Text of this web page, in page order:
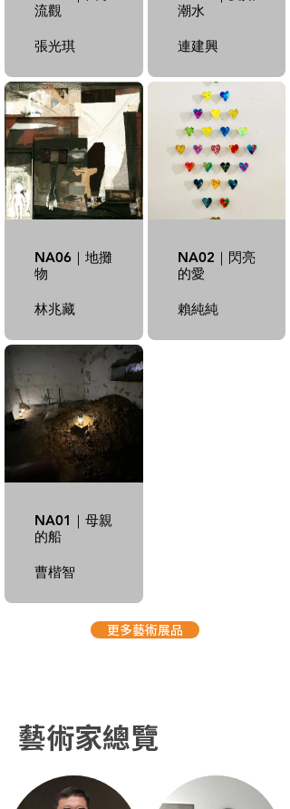
流觀
張光琪
潮水
連建興
NA06｜地攤
物
林兆藏
NA02｜閃亮
的愛
賴純純
NA01｜母親
的船
曹楷智
更多藝術展品
藝術家總覽